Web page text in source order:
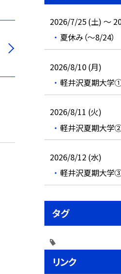
2026/7/25 (土) ～
夏休み（～8/24）
2026/8/10 (月)
軽井沢夏期大学
2026/8/11 (火)
軽井沢夏期大学
2026/8/12 (水)
軽井沢夏期大学
タグ
リンク